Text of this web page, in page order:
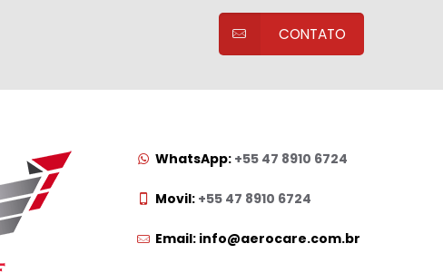
CONTATO
WhatsApp: +55 47 8910 6724
Movil: +55 47 8910 6724
Email: info@aerocare.com.br